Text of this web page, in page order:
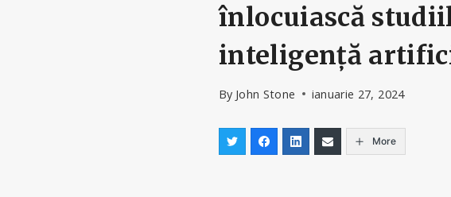
înlocuiască
inteligență
By John Stone ianuarie 27, 2024
More